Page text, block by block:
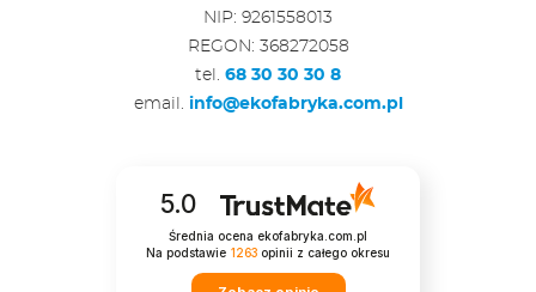
NIP: 9261558013
REGON: 368272058
tel. 68 30 30 30 8
email. info@ekofabryka.com.pl
5.0
Średnia ocena ekofabryka.com.pl
Na podstawie 1263opinii z całego okresu